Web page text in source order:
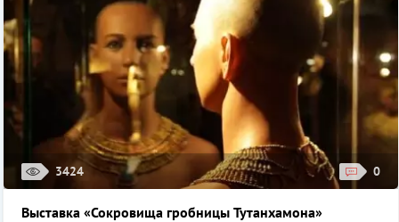
3424 0
Выставка «Сокровища гробницы Тутанхамона»